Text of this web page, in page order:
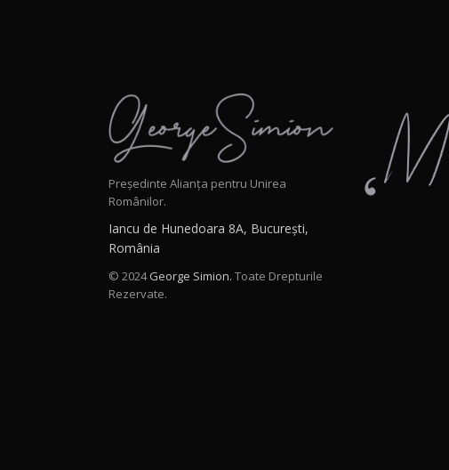
Președinte Alianța pentru Unirea
Românilor.
Iancu de Hunedoara 8A, București,
România
© 2024George Simion. Toate Drepturile
Rezervate.